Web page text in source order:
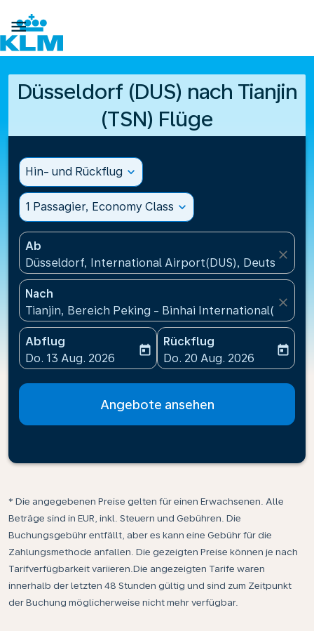

Düsseldorf (DUS) nach Tianjin
(TSN) Flüge
Hin- und Rückflug expand_more
1 Passagier, Economy Class expand_more
Ab
Düsseldorf, International Airport(DUS), Deutschland
close
Nach
Tianjin, Bereich Peking - Binhai International(TSN),
close
Abflug
fc-booking-departure-date-aria-label
Do. 13 Aug. 2026
today
Rückflug
fc-booking-return-date-
Do. 20 Aug. 2026
today
Angebote ansehen
* Die angegebenen Preise gelten für einen Erwachsenen. Alle
Beträge sind in EUR, inkl. Steuern und Gebühren. Die
Buchungsgebühr entfällt, aber es kann eine Gebühr für die
Zahlungsmethode anfallen. Die gezeigten Preise können je nach
Tarifverfügbarkeit variieren.Die angezeigten Tarife waren
innerhalb der letzten 48 Stunden gültig und sind zum Zeitpunkt
der Buchung möglicherweise nicht mehr verfügbar.